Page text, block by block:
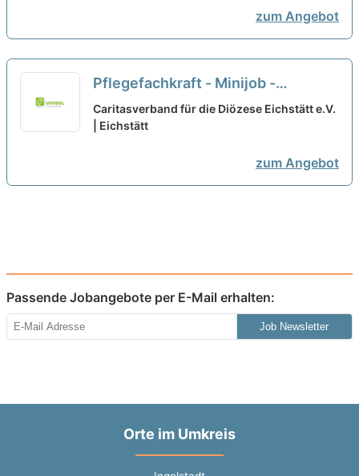
zum Angebot
Pflegefachkraft - Minijob -
Tagespflege am Burgberg (m/w/d)
neu
Caritasverband für die Diözese Eichstätt e.V.
| Eichstätt
zum Angebot
Passende Jobangebote per E-Mail erhalten:
Job Newsletter
Orte im Umkreis